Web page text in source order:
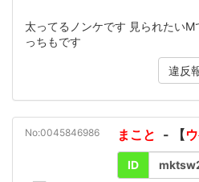
太ってるノンケです 見られたい
っちもです
違反
No:0045846986 まこと - 【
ID